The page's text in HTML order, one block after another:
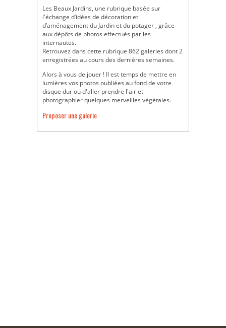
Les Beaux Jardins, une rubrique basée sur
l'échange d’idées de décoration et
d’aménagement du Jardin et du potager , grâce
aux dépôts de photos effectués par les
internautes.
Retrouvez dans cette rubrique 862 galeries dont 2
enregistrées au cours des dernières semaines.
Alors à vous de jouer ! Il est temps de mettre en
lumières vos photos oubliées au fond de votre
disque dur ou d'aller prendre l'air et
photographier quelques merveilles végétales.
Proposer une galerie